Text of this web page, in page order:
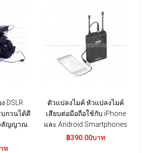
DSLR
บกวนได้ดี
สัญญาณ
ท
ตัวแปลงไมค์ หัวแปลงไมค์
เสียบต่อมือถือใช้กับ iPhone
และ Android Smartphones
฿390.00บาท